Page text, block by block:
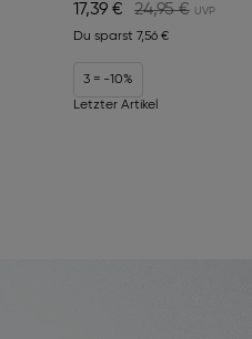
17,39 € 24,95 €
Du sparst 7,56 €
3 = -10%
Letzter Artikel